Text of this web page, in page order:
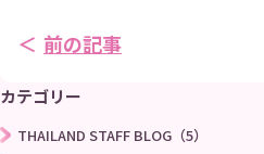
前の記事
カテゴリー
THAILAND STAFF BLOG（5）